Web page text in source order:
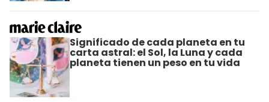
Significado de cada planeta en tu
carta astral: el Sol, la Luna y cada
planeta tienen un peso en tu vida